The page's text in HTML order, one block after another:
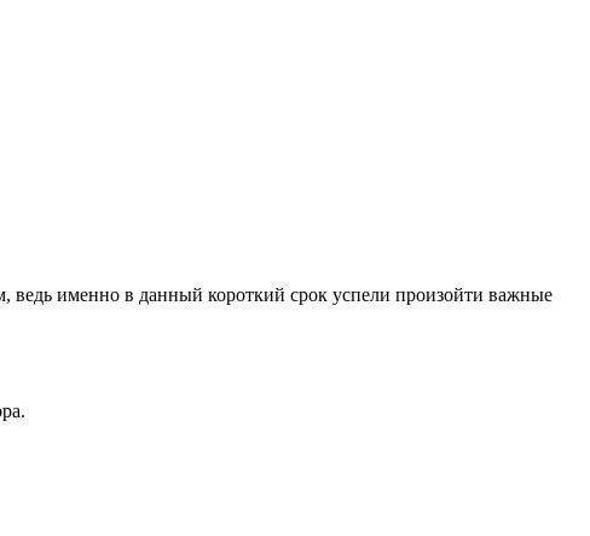
ведь именно в данный короткий срок успели произойти важные